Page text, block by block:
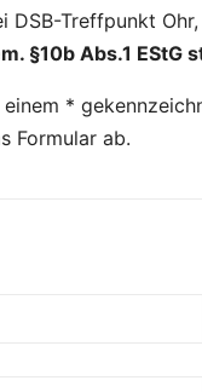
Treffpunkt
§10b Abs.1 EStG
*
Formular ab.